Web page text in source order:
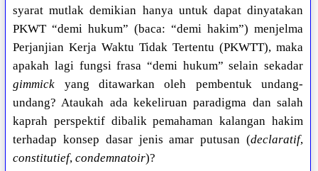
syarat mutlak demikian hanya untuk dapat dinyatakan
PKWT “demi hukum” (baca: “demi hakim”) menjelma
Perjanjian Kerja Waktu Tidak Tertentu (PKWTT), maka
apakah lagi fungsi frasa “demi hukum” selain sekadar
gimmick yang ditawarkan oleh pembentuk undang-
undang? Ataukah ada kekeliruan paradigma dan salah
kaprah perspektif dibalik pemahaman kalangan hakim
terhadap konsep dasar jenis amar putusan (declaratif,
constitutief,condemnatoir)?